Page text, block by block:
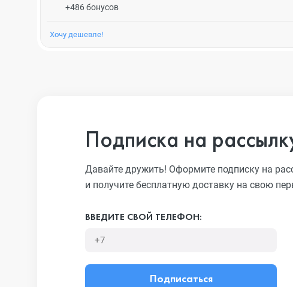
+486 бонусов
Хочу дешевле!
Подписка на
Давайте дружить! Оформите подписку на
и получите бесплатную доставку на свою
ВВЕДИТЕ СВОЙ ТЕЛЕФОН:
Подписаться